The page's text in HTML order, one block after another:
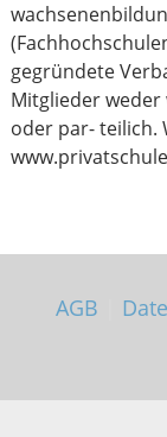
gegründete
Mitglieder
oder par- teilich.
AGB